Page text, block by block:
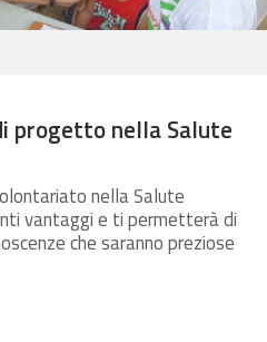
progetto nella Salute
nella Salute
vantaggi e ti permetterà di
che saranno preziose